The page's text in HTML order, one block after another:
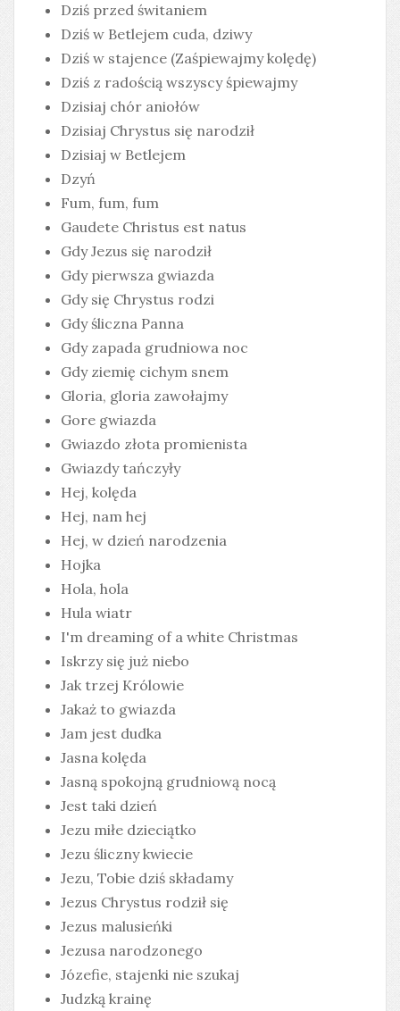
Dziś przed świtaniem
Dziś w Betlejem cuda, dziwy
Dziś w stajence (Zaśpiewajmy kolędę)
Dziś z radością wszyscy śpiewajmy
Dzisiaj chór aniołów
Dzisiaj Chrystus się narodził
Dzisiaj w Betlejem
Dzyń
Fum, fum, fum
Gaudete Christus est natus
Gdy Jezus się narodził
Gdy pierwsza gwiazda
Gdy się Chrystus rodzi
Gdy śliczna Panna
Gdy zapada grudniowa noc
Gdy ziemię cichym snem
Gloria, gloria zawołajmy
Gore gwiazda
Gwiazdo złota promienista
Gwiazdy tańczyły
Hej, kolęda
Hej, nam hej
Hej, w dzień narodzenia
Hojka
Hola, hola
Hula wiatr
I'm dreaming of a white Christmas
Iskrzy się już niebo
Jak trzej Królowie
Jakaż to gwiazda
Jam jest dudka
Jasna kolęda
Jasną spokojną grudniową nocą
Jest taki dzień
Jezu miłe dzieciątko
Jezu śliczny kwiecie
Jezu, Tobie dziś składamy
Jezus Chrystus rodził się
Jezus malusieńki
Jezusa narodzonego
Józefie, stajenki nie szukaj
Judzką krainę